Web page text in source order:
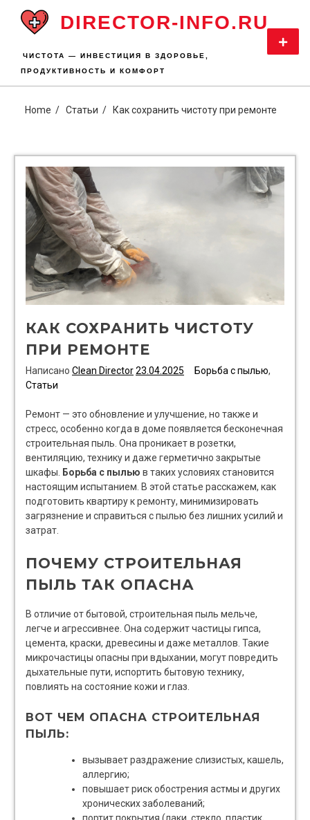
content
DIRECTOR-INFO.RU
Menu
ЧИСТОТА — ИНВЕСТИЦИЯ В ЗДОРОВЬЕ,
ПРОДУКТИВНОСТЬ И КОМФОРТ
Home Статьи Как сохранить чистоту при ремонте
КАК СОХРАНИТЬ ЧИСТОТУ
ПРИ РЕМОНТЕ
Написано Clean Director23.04.2025 Борьба с пылью,
Статьи
Ремонт — это обновление и улучшение, но также и
стресс, особенно когда в доме появляется бесконечная
строительная пыль. Она проникает в розетки,
вентиляцию, технику и даже герметично закрытые
шкафы. Борьба с пылью в таких условиях становится
настоящим испытанием. В этой статье расскажем, как
подготовить квартиру к ремонту, минимизировать
загрязнение и справиться с пылью без лишних усилий и
затрат.
ПОЧЕМУ СТРОИТЕЛЬНАЯ
ПЫЛЬ ТАК ОПАСНА
В отличие от бытовой, строительная пыль мельче,
легче и агрессивнее. Она содержит частицы гипса,
цемента, краски, древесины и даже металлов. Такие
микрочастицы опасны при вдыхании, могут повредить
дыхательные пути, испортить бытовую технику,
повлиять на состояние кожи и глаз.
ВОТ ЧЕМ ОПАСНА СТРОИТЕЛЬНАЯ
ПЫЛЬ:
вызывает раздражение слизистых, кашель,
аллергию;
повышает риск обострения астмы и других
хронических заболеваний;